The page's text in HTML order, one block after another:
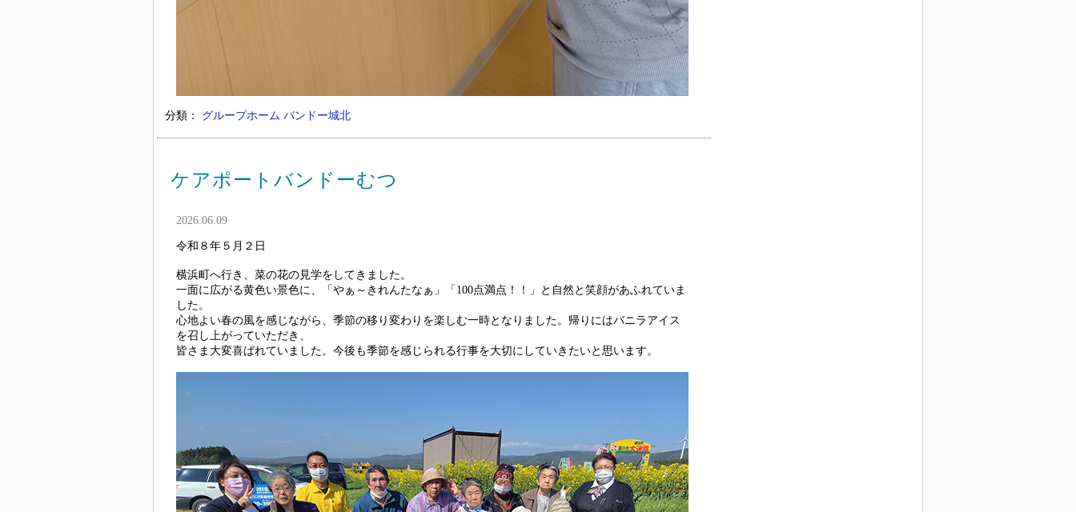
分類： グループホーム バンドー城北
ケアポートバンドーむつ
2026.06.09
令和８年５月２日
横浜町へ行き、菜の花の見学をしてきました。
一面に広がる黄色い景色に、「やぁ～きれんたなぁ」「100点満点！！」と自然と笑顔があふれていま
した。
心地よい春の風を感じながら、季節の移り変わりを楽しむ一時となりました。帰りにはバニラアイス
を召し上がっていただき、
皆さま大変喜ばれていました。今後も季節を感じられる行事を大切にしていきたいと思います。